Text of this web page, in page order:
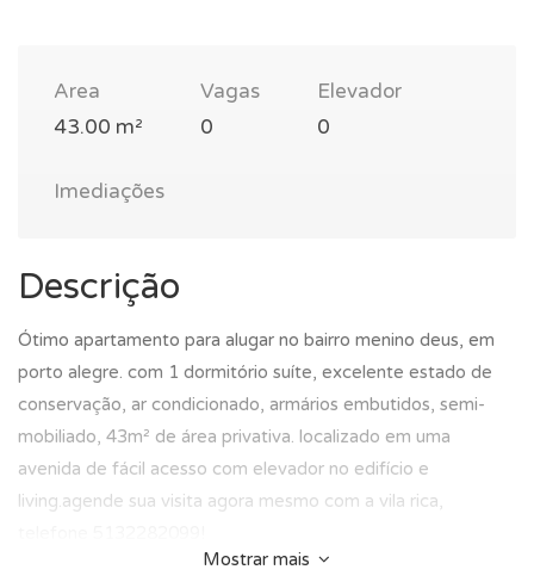
Area
43.00 m²
Vagas
0
Elevador
0
Imediações
Descrição
Ótimo apartamento para alugar no bairro menino deus, em
porto alegre. com 1 dormitório suíte, excelente estado de
conservação, ar condicionado, armários embutidos, semi-
mobiliado, 43m² de área privativa. localizado em uma
avenida de fácil acesso com elevador no edifício e
living.agende sua visita agora mesmo com a vila rica,
Mostrar mais